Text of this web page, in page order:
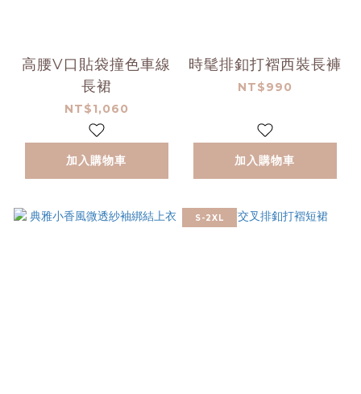
高腰V口貼袋撞色車線
長裙
NT$1,060
加入購物車
時髦排釦打褶西裝長褲
NT$990
加入購物車
S-2XL